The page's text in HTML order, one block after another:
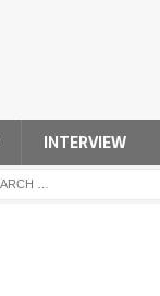
INTERVIEW